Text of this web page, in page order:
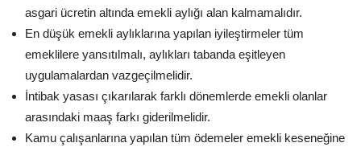
asgari ücretin altında emekli aylığı alan kalmamalıdır.
En düşük emekli aylıklarına yapılan iyileştirmeler tüm
emeklilere yansıtılmalı, aylıkları tabanda eşitleyen
uygulamalardan vazgeçilmelidir.
İntibak yasası çıkarılarak farklı dönemlerde emekli olanlar
arasındaki maaş farkı giderilmelidir.
Kamu çalışanlarına yapılan tüm ödemeler emekli keseneğine